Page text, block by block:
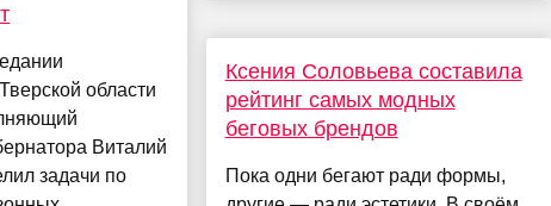
области
Виталий
задачи по
Ксения Соловьева составила
рейтинг самых модных
беговых брендов
Пока одни бегают ради формы,